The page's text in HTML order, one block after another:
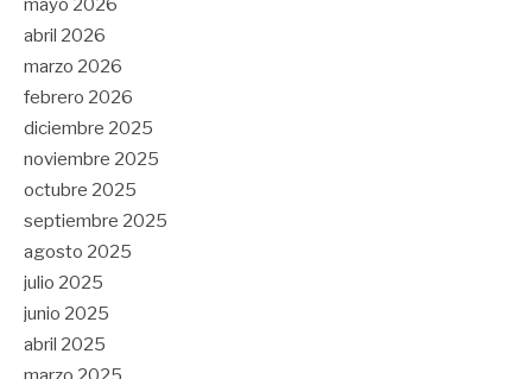
mayo 2026
abril 2026
marzo 2026
febrero 2026
diciembre 2025
noviembre 2025
octubre 2025
septiembre 2025
agosto 2025
julio 2025
junio 2025
abril 2025